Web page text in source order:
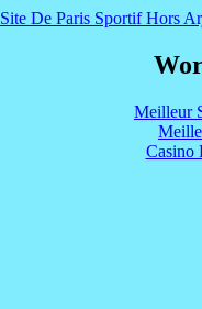
Site De Paris Sportif Hors
Meilleur
Casino